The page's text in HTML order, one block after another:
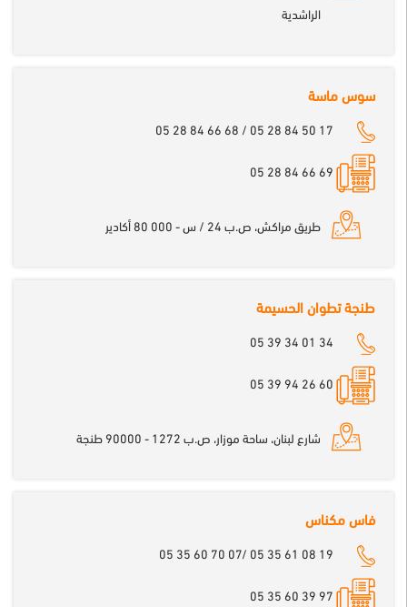
الراشدية
سوس ماسة
05 28 84 66 68 / 05 28 84 50 17
69 66 84 28 05
طريق مراكش، ص.ب 24 / س - 000 80 أكادير
طنجة تطوان الحسيمة
05 39 34 01 34
60 26 94 39 05
شارع لبنان، ساحة موزار، ص.ب 1272 - 90000 طنجة
فاس مكناس
05 35 60 70 07/ 05 35 61 08 19
97 39 60 35 05